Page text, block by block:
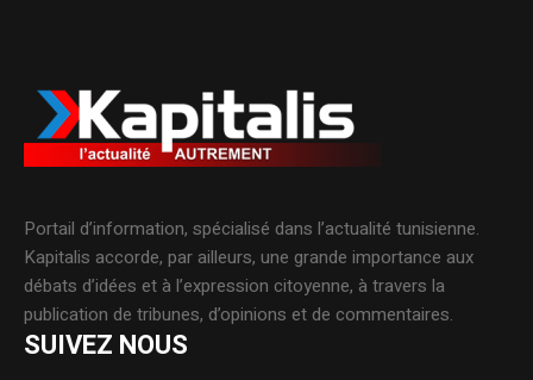
Portail d’information, spécialisé dans l’actualité tunisienne.
Kapitalis accorde, par ailleurs, une grande importance aux
débats d’idées et à l’expression citoyenne, à travers la
publication de tribunes, d’opinions et de commentaires.
SUIVEZ NOUS